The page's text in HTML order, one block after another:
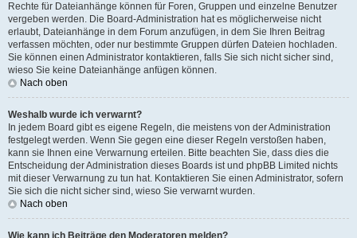
Rechte für Dateianhänge können für Foren, Gruppen und einzelne Benutzer
vergeben werden. Die Board-Administration hat es möglicherweise nicht
erlaubt, Dateianhänge in dem Forum anzufügen, in dem Sie Ihren Beitrag
verfassen möchten, oder nur bestimmte Gruppen dürfen Dateien hochladen.
Sie können einen Administrator kontaktieren, falls Sie sich nicht sicher sind,
wieso Sie keine Dateianhänge anfügen können.
Nach oben
Weshalb wurde ich verwarnt?
In jedem Board gibt es eigene Regeln, die meistens von der Administration
festgelegt werden. Wenn Sie gegen eine dieser Regeln verstoßen haben,
kann sie Ihnen eine Verwarnung erteilen. Bitte beachten Sie, dass dies die
Entscheidung der Administration dieses Boards ist und phpBB Limited nichts
mit dieser Verwarnung zu tun hat. Kontaktieren Sie einen Administrator, sofern
Sie sich die nicht sicher sind, wieso Sie verwarnt wurden.
Nach oben
Wie kann ich Beiträge den Moderatoren melden?